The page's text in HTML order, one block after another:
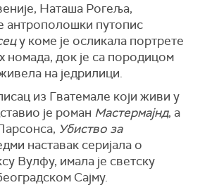
Наташа Рогеља,
антрополошки путопис
у коме је осликала портрете
номада, док је са породицом
на једрилици.
из Гватемале који живи у
је роман Мастермајнд, а
Убиство за
наставак серијала о
Вулфу, имала је светску
Сајму.